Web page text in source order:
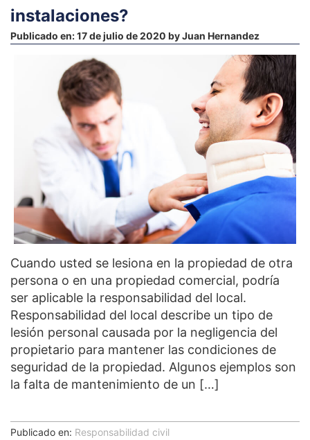
instalaciones?
Publicado en:17 de julio de 2020 byJuan Hernandez
Cuando usted se lesiona en la propiedad de otra
persona o en una propiedad comercial, podría
ser aplicable la responsabilidad del local.
Responsabilidad del local describe un tipo de
lesión personal causada por la negligencia del
propietario para mantener las condiciones de
seguridad de la propiedad. Algunos ejemplos son
la falta de mantenimiento de un […]
Publicado en: Responsabilidad civil